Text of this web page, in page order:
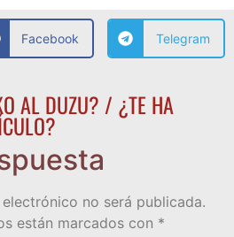
Facebook Telegram
AL DUZU? / ¿TE HA
no será publicada.
están marcados con *